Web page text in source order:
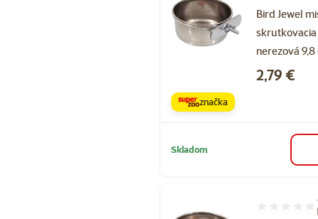
Bird Jewel
skrutkovacia
nerezová
Cena
2,79 €
značka
Skladom
Hodnotenie